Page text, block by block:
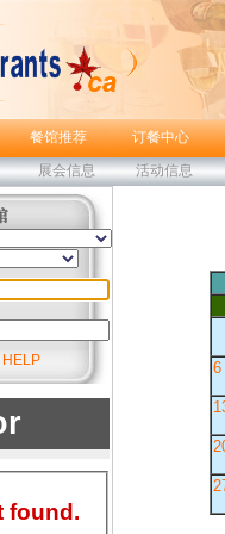
餐馆推荐 订餐中心
展会信息 活动信息
HELP 6